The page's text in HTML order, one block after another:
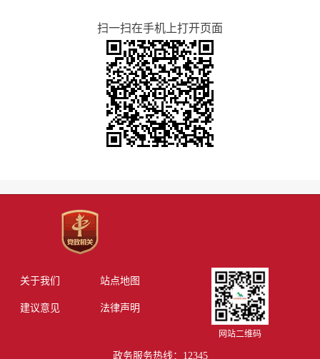
扫一扫在手机上打开页面
关于我们 站点地图
建议意见 法律声明
网站二维码
政务服务热线：12345